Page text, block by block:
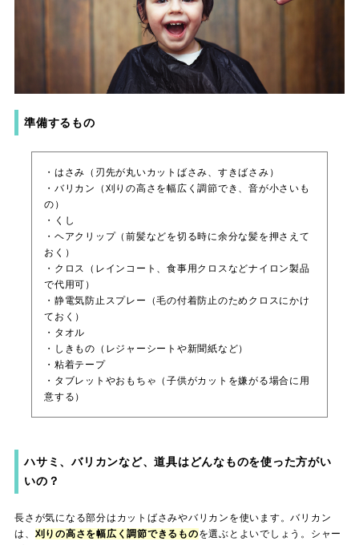
準備するもの
・はさみ（刃先が丸いカットばさみ、すきばさみ）
・バリカン（刈りの高さを幅広く調節でき、音が小さいも
の）
・くし
・ヘアクリップ（前髪などを切る時に余分な髪を押さえて
おく）
・クロス（レインコート、食事用クロスなどナイロン製品
で代用可）
・静電気防止スプレー（毛の付着防止のためクロスにかけ
ておく）
・タオル
・しきもの（レジャーシートや新聞紙など）
・粘着テープ
・タブレットやおもちゃ（子供がカットを嫌がる場合に用
意する）
ハサミ、バリカンなど、道具はどんなものを使った方がい
いの？
長さが気になる部分はカットばさみやバリカンを使います。バリカン
は、 刈りの高さを幅広く調節できるものを選ぶとよいでしょう。シャー